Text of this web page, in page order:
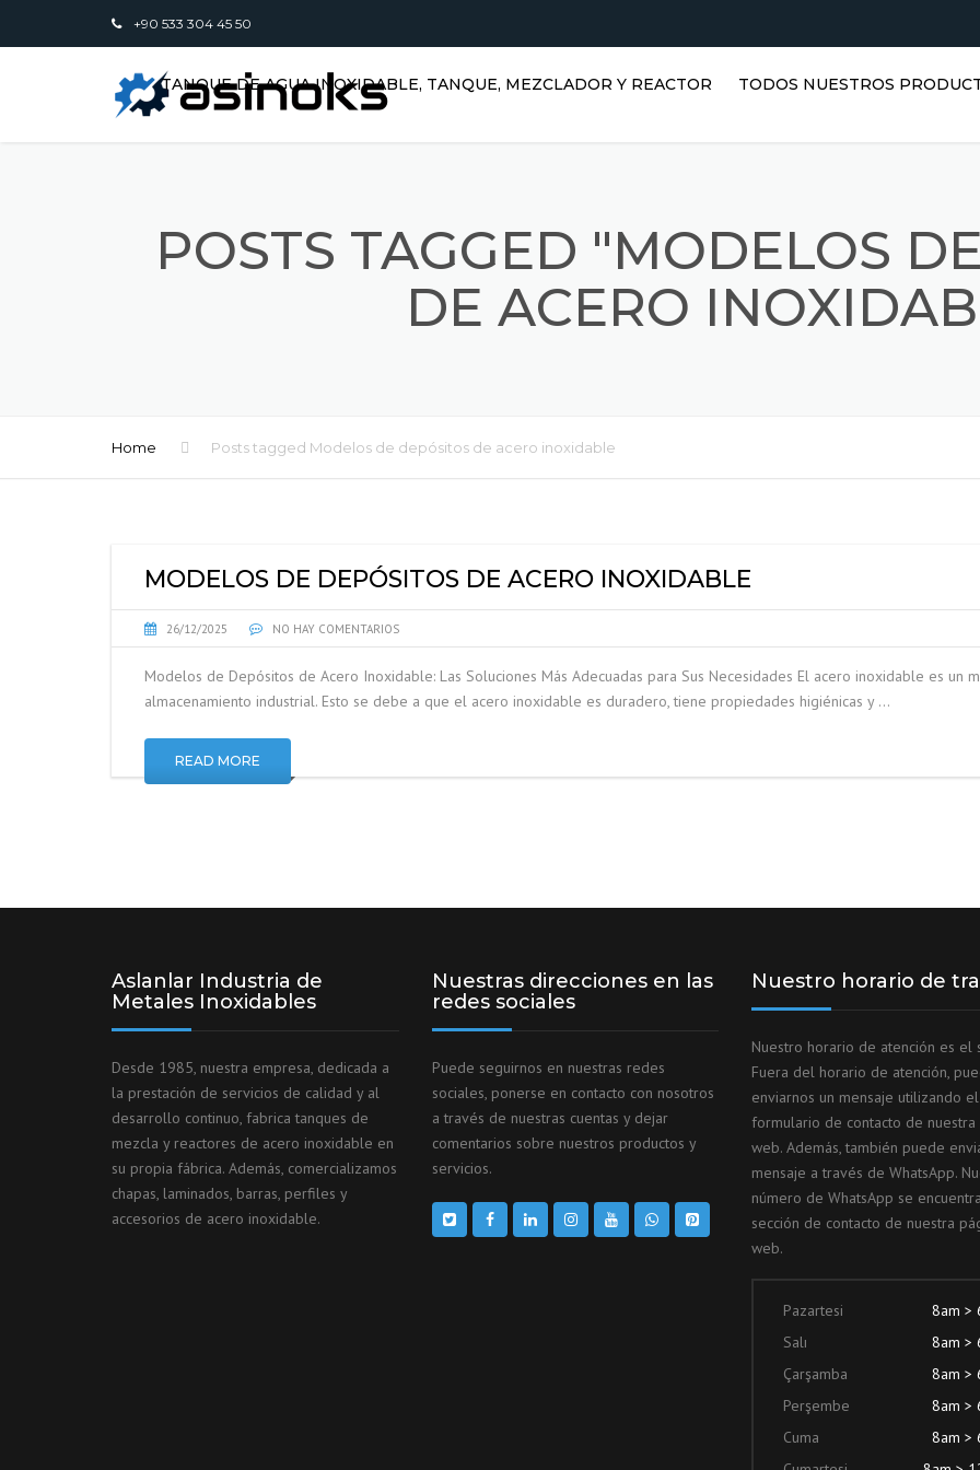
+90 533 304 45 50
TANQUE DE AGUA INOXIDABLE, TANQUE, MEZCLADOR Y REACTOR TODOS NUESTROS
TANQUES VERTICALES DE
ACERO INOXIDABLE |
DEPÓSITOS DE AGUA
VERTICALES
FILTROS
POSTS TAGGED "MODELOS
DE ACERO
Home Posts tagged Modelos de depósitos de acero inoxidable
MODELOS DE DEPÓSITOS DE ACERO INOXIDABLE
26/12/2025 NO HAY COMENTARIOS
Modelos de Depósitos de Acero Inoxidable: Las Soluciones Más Adecuadas para Sus Necesidades El acero inoxidable es
almacenamiento industrial. Esto se debe a que el acero inoxidable es duradero, tiene propiedades higiénicas y …
READ MORE
Aslanlar Industria de
Metales Inoxidables
Desde 1985, nuestra empresa, dedicada a
la prestación de servicios de calidad y al
desarrollo continuo, fabrica tanques de
mezcla y reactores de acero inoxidable en
su propia fábrica. Además, comercializamos
chapas, laminados, barras, perfiles y
accesorios de acero inoxidable.
Nuestras direcciones en las
redes sociales
Puede seguirnos en nuestras redes
sociales, ponerse en contacto con nosotros
a través de nuestras cuentas y dejar
comentarios sobre nuestros productos y
servicios.
Nuestro horario de
Nuestro horario de atención es el
Fuera del horario de atención,
enviarnos un mensaje utilizando el
formulario de contacto de nuestra
web. Además, también puede
mensaje a través de WhatsApp.
número de WhatsApp se
sección de contacto de nuestra
web.
Pazartesi
8am >
Salı
8am >
Çarşamba
8am >
Perşembe
8am >
Cuma
8am >